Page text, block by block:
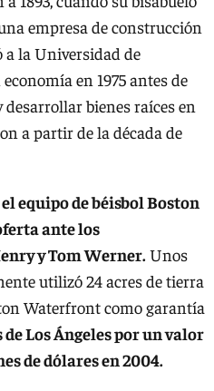
empresa de construcción
a la Universidad de
en 1975 antes de
bienes raíces en
a partir de la década de
equipo de béisbol Boston
ante los
y Tom Werner.Unos
utilizó 24 acres de tierra
Waterfront como garantía
Los Ángeles por un valor
de dólares en 2004.